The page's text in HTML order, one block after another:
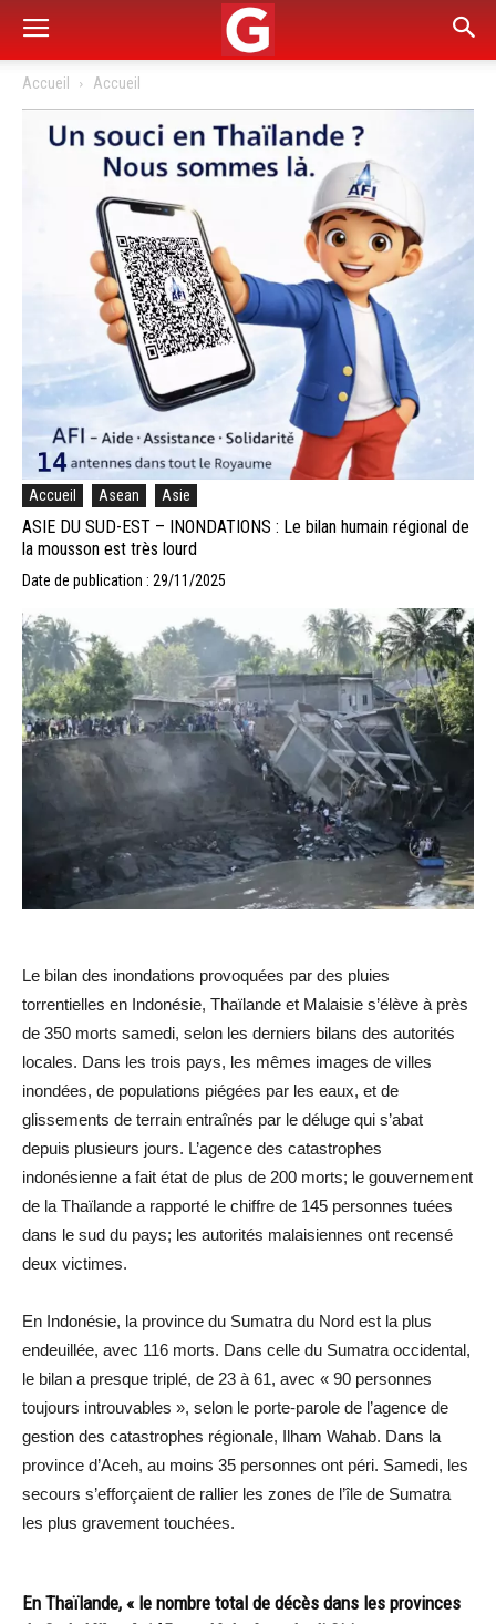
Accueil Accueil
Accueil Asean Asie
ASIE DU SUD-EST – INONDATIONS : Le bilan humain régional de
la mousson est très lourd
Date de publication : 29/11/2025
Le bilan des inondations provoquées par des pluies
torrentielles en Indonésie, Thaïlande et Malaisie s’élève à près
de 350 morts samedi, selon les derniers bilans des autorités
locales. Dans les trois pays, les mêmes images de villes
inondées, de populations piégées par les eaux, et de
glissements de terrain entraînés par le déluge qui s’abat
depuis plusieurs jours. L’agence des catastrophes
indonésienne a fait état de plus de 200 morts; le gouvernement
de la Thaïlande a rapporté le chiffre de 145 personnes tuées
dans le sud du pays; les autorités malaisiennes ont recensé
deux victimes.
En Indonésie, la province du Sumatra du Nord est la plus
endeuillée, avec 116 morts. Dans celle du Sumatra occidental,
le bilan a presque triplé, de 23 à 61, avec « 90 personnes
toujours introuvables », selon le porte-parole de l’agence de
gestion des catastrophes régionale, Ilham Wahab. Dans la
province d’Aceh, au moins 35 personnes ont péri. Samedi, les
secours s’efforçaient de rallier les zones de l’île de Sumatra
les plus gravement touchées.
En Thaïlande, « le nombre total de décès dans les provinces